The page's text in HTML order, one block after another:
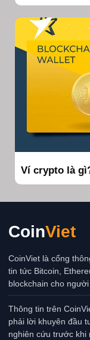
Ví crypto là
CoinViet
CoinViet là cổng
tin tức Bitcoin,
blockchain cho
Thông tin trên
phải lời khuyên đầu
nghiên cứu trước khi